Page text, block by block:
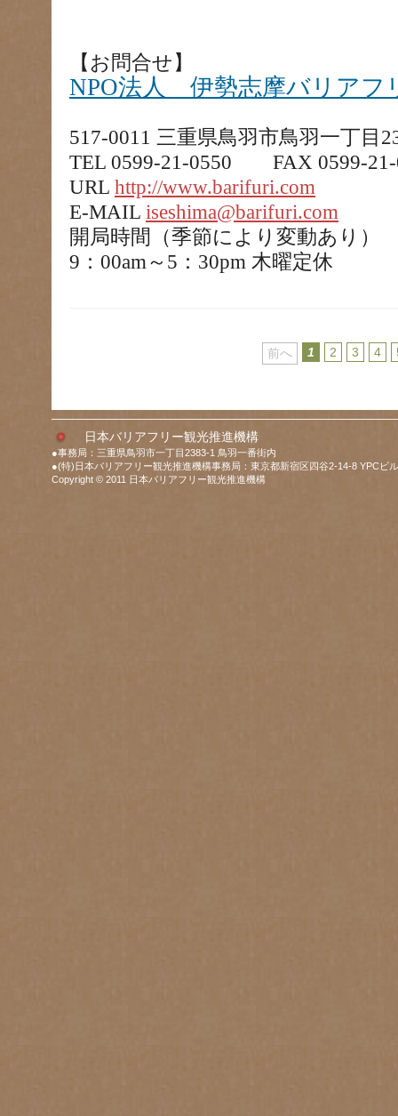
【お問合せ】
NPO法人 伊勢志摩バリアフ
517-0011 三重県鳥羽市鳥羽一丁目
TEL 0599-21-0550 FAX 0599-21-
URL http://www.barifuri.com
E-MAIL iseshima@barifuri.com
開局時間（季節により変動あり）
9：00am～5：30pm 木曜定休
前へ 1 2 3 4
日本バリアフリー観光推進機構
●事務局：三重県鳥羽市一丁目2383-1 鳥羽一番街内
●(特)日本バリアフリー観光推進機構事務局：東京都新宿区四谷2-14-8 YPCビ
Copyright © 2011 日本バリアフリー観光推進機構